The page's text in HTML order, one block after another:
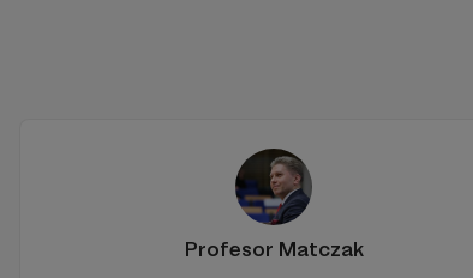
Profesor Matczak